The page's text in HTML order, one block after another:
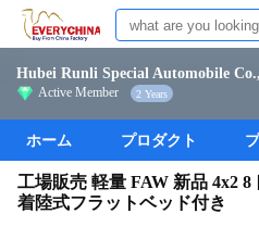
Hubei Runli Special Automobile
Active Member 2 Years
ホーム プロダクト
工場販売 軽量 FAW 新品 4x2
着陸式フラットベッド付き